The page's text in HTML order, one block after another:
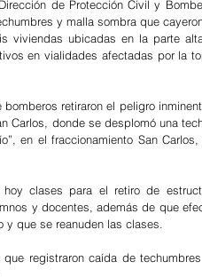
de Protección Civil y
y malla sombra que
viviendas ubicadas en la parte
en vialidades afectadas por la
retiraron el peligro
Carlos, donde se desplomó una
en el fraccionamiento San
clases para el retiro de
y docentes, además de que
y que se reanuden las clases.
registraron caída de